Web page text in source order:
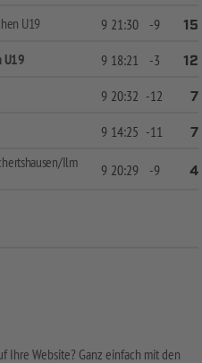
U19 9 21:30 -9
15
U19 9 18:21 -3
12
9 20:32 -12
7
9 14:25 -11
7
Ilm
9 20:29 -9 4
Ihre Website? Ganz einfach mit den